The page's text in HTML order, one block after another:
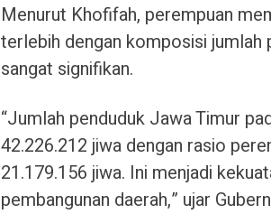
Menurut Khofifah, perempuan
terlebih dengan komposisi jumlah
sangat signifikan.
“Jumlah penduduk Jawa Timur
42.226.212 jiwa dengan rasio
21.179.156 jiwa. Ini menjadi
pembangunan daerah,” ujar